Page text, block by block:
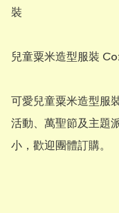
裝
兒童粟米造型服裝
可愛兒童粟米造型服
活動、萬聖節及主題
小，歡迎團體訂購。